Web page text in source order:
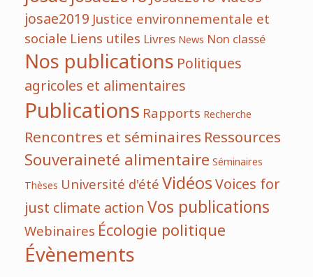
josae2019Justice environnementale et
socialeLiens utiles LivresNews Non classé
Nos publicationsPolitiques
agricoles et alimentaires
PublicationsRapportsRecherche
Rencontres et séminairesRessources
Souveraineté alimentaireSéminaires
Thèses Université d'étéVidéosVoices for
just climate actionVos publications
WebinairesÉcologie politique
Évènements